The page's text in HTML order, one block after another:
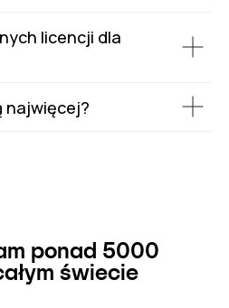
licencji dla
najwięcej?
ponad 5000
świecie